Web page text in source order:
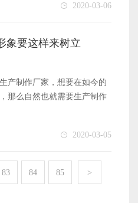
的牌子。最好便是选择同一
因此，当操作设备的员工发
接工作，了解清楚风机设备
品牌的产品。 以上便是闭
要添加好，需要设备的操作
式冷凝器风机的日常保养工
时地了解清楚风机设备的工
维修保养。做好检查工作不
还可以有效地预防安全事故
的日常保养工作，除了需
作。风机作为金属材质的机
重要的一项保养工作。正确
2020-03-06
象要这样来树立
制作厂家，想要在如今的
那么自然也就需要生产制作
工作了。良好的企业形象能
厂家，如此一来也就可以拥
展了。那么，上虞明新风机
厂家的良好企业形象想要
家做好风机设备的生产加工
2020-03-05
83 84 85 >